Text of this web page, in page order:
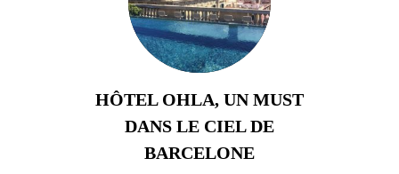
HÔTEL OHLA, UN MUST
DANS LE CIEL DE
BARCELONE